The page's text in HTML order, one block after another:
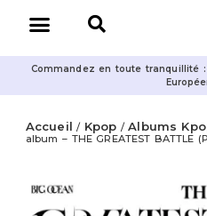
Commandez en toute tranquillité
Accueil / Kpop /Albums
album – THE GREATEST BATTLE